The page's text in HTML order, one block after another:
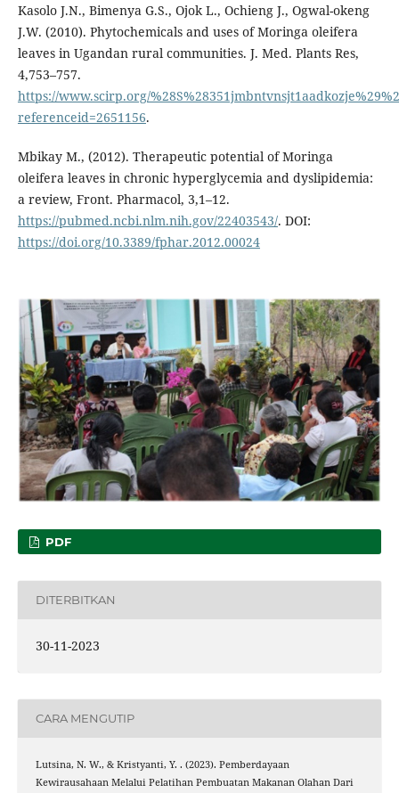
Kasolo J.N., Bimenya G.S., Ojok L., Ochieng J., Ogwal-okeng
J.W. (2010). Phytochemicals and uses of Moringa oleifera
leaves in Ugandan rural communities. J. Med. Plants Res,
4,753–757.
https://www.scirp.org/
referenceid=2651156.
Mbikay M., (2012). Therapeutic potential of Moringa
oleifera leaves in chronic hyperglycemia and dyslipidemia:
a review, Front. Pharmacol, 3,1–12.
https://pubmed.ncbi.nlm.nih.gov/22403543/. DOI:
https://doi.org/10.3389/fphar.2012.00024
PDF
DITERBITKAN
30-11-2023
CARA MENGUTIP
Lutsina, N. W., & Kristyanti, Y. . (2023). Pemberdayaan
Kewirausahaan Melalui Pelatihan Pembuatan Makanan Olahan Dari